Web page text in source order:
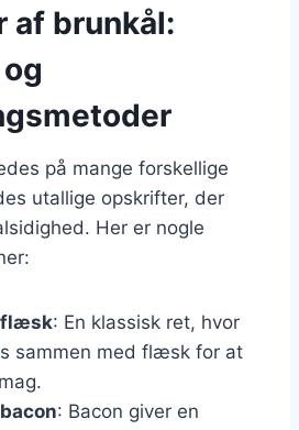
af brunkål:
på mange forskellige
utallige opskrifter, der
Her er nogle
flæsk: En klassisk ret, hvor
sammen med flæsk for at
: Bacon giver en